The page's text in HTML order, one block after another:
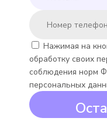
Нажимая на
обработку своих
соблюдения норм
персональных